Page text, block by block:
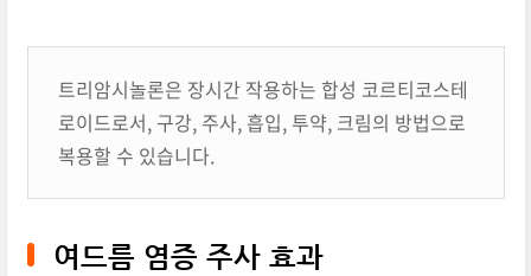
트리암시놀론은 장시간 작용하는 합성 코르티코스테
로이드로서, 구강, 주사, 흡입, 투약, 크림의 방법으로
복용할 수 있습니다.
여드름 염증 주사 효과